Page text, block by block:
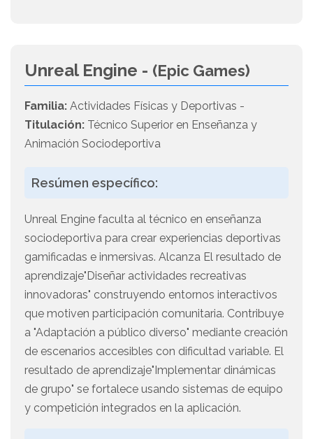
Unreal Engine - (Epic Games)
Familia: Actividades Físicas y Deportivas -
Titulación: Técnico Superior en Enseñanza y
Animación Sociodeportiva
Resúmen específico:
Unreal Engine faculta al técnico en enseñanza
sociodeportiva para crear experiencias deportivas
gamificadas e inmersivas. Alcanza El resultado de
aprendizaje"Diseñar actividades recreativas
innovadoras" construyendo entornos interactivos
que motiven participación comunitaria. Contribuye
a "Adaptación a público diverso" mediante creación
de escenarios accesibles con dificultad variable. El
resultado de aprendizaje"Implementar dinámicas
de grupo" se fortalece usando sistemas de equipo
y competición integrados en la aplicación.